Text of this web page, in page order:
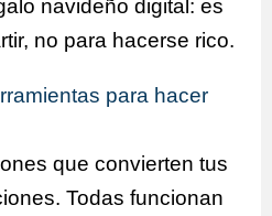
navideño digital: es
no para hacerse rico.
para hacer
que convierten tus
Todas funcionan